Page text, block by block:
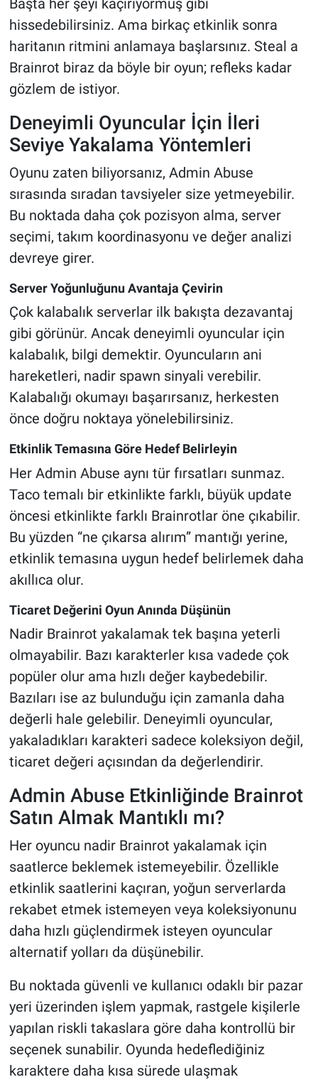
Başta her şeyi kaçırıyormuş gibi
hissedebilirsiniz. Ama birkaç etkinlik sonra
haritanın ritmini anlamaya başlarsınız. Steal a
Brainrot biraz da böyle bir oyun; refleks kadar
gözlem de istiyor.
Deneyimli Oyuncular İçin İleri
Seviye Yakalama Yöntemleri
Oyunu zaten biliyorsanız, Admin Abuse
sırasında sıradan tavsiyeler size yetmeyebilir.
Bu noktada daha çok pozisyon alma, server
seçimi, takım koordinasyonu ve değer analizi
devreye girer.
Server Yoğunluğunu Avantaja Çevirin
Çok kalabalık serverlar ilk bakışta dezavantaj
gibi görünür. Ancak deneyimli oyuncular için
kalabalık, bilgi demektir. Oyuncuların ani
hareketleri, nadir spawn sinyali verebilir.
Kalabalığı okumayı başarırsanız, herkesten
önce doğru noktaya yönelebilirsiniz.
Etkinlik Temasına Göre Hedef Belirleyin
Her Admin Abuse aynı tür fırsatları sunmaz.
Taco temalı bir etkinlikte farklı, büyük update
öncesi etkinlikte farklı Brainrotlar öne çıkabilir.
Bu yüzden “ne çıkarsa alırım” mantığı yerine,
etkinlik temasına uygun hedef belirlemek daha
akıllıca olur.
Ticaret Değerini Oyun Anında Düşünün
Nadir Brainrot yakalamak tek başına yeterli
olmayabilir. Bazı karakterler kısa vadede çok
popüler olur ama hızlı değer kaybedebilir.
Bazıları ise az bulunduğu için zamanla daha
değerli hale gelebilir. Deneyimli oyuncular,
yakaladıkları karakteri sadece koleksiyon değil,
ticaret değeri açısından da değerlendirir.
Admin Abuse Etkinliğinde Brainrot
Satın Almak Mantıklı mı?
Her oyuncu nadir Brainrot yakalamak için
saatlerce beklemek istemeyebilir. Özellikle
etkinlik saatlerini kaçıran, yoğun serverlarda
rekabet etmek istemeyen veya koleksiyonunu
daha hızlı güçlendirmek isteyen oyuncular
alternatif yolları da düşünebilir.
Bu noktada güvenli ve kullanıcı odaklı bir pazar
yeri üzerinden işlem yapmak, rastgele kişilerle
yapılan riskli takaslara göre daha kontrollü bir
seçenek sunabilir. Oyunda hedeflediğiniz
karaktere daha kısa sürede ulaşmak